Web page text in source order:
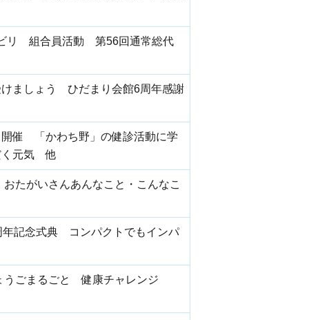
リ 組合員活動 第56回通常総代
ましょう ひだまり会館6周年感謝
催 「かわち野」の健診活動に学
く元気 他
がいさんあんなこと・こんなこ
記念式典 コンパクトでもインパ
ごまるごと 健康チャレンジ